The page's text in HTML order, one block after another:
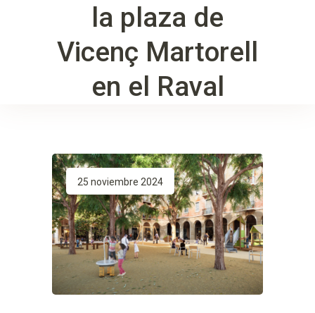
la plaza de
Vicenç Martorell
en el Raval
25 noviembre 2024